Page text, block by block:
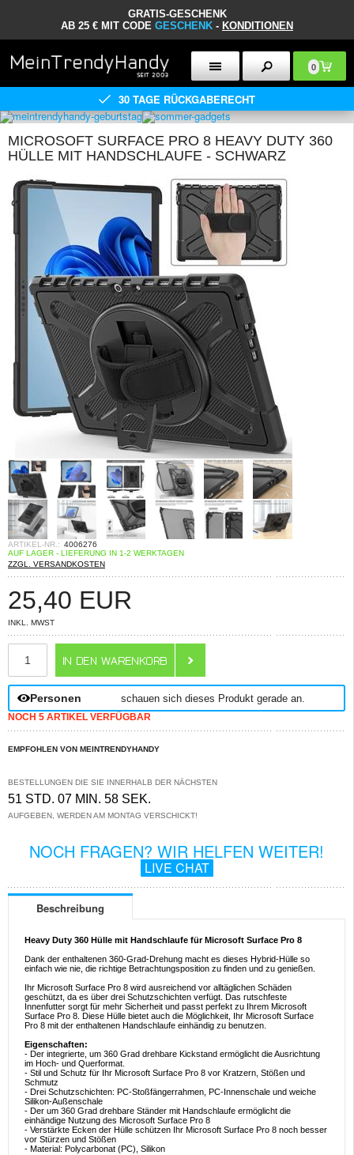
GRATIS-GESCHENK
AB 25 € MIT CODE GESCHENK - KONDITIONEN
0
30 TAGE RÜCKGABERECHT
MICROSOFT SURFACE PRO 8 HEAVY DUTY 360
HÜLLE MIT HANDSCHLAUFE - SCHWARZ
ARTIKEL-NR.: 4006276
AUF LAGER - LIEFERUNG IN 1-2 WERKTAGEN
ZZGL. VERSANDKOSTEN
25,40 EUR
INKL. MWST
Personen schauen sich dieses Produkt gerade an.
NOCH 5 ARTIKEL VERFÜGBAR
EMPFOHLEN VON MEINTRENDYHANDY
BESTELLUNGEN DIE SIE INNERHALB DER NÄCHSTEN
51 STD. 07 MIN. 58 SEK.
AUFGEBEN, WERDEN AM MONTAG VERSCHICKT!
NOCH FRAGEN? WIR HELFEN WEITER!
LIVE CHAT
Beschreibung
Heavy Duty 360 Hülle mit Handschlaufe für Microsoft Surface Pro 8
Dank der enthaltenen 360-Grad-Drehung macht es dieses Hybrid-Hülle so
einfach wie nie, die richtige Betrachtungsposition zu finden und zu genießen.
Ihr Microsoft Surface Pro 8 wird ausreichend vor alltäglichen Schäden
geschützt, da es über drei Schutzschichten verfügt. Das rutschfeste
Innenfutter sorgt für mehr Sicherheit und passt perfekt zu Ihrem Microsoft
Surface Pro 8. Diese Hülle bietet auch die Möglichkeit, Ihr Microsoft Surface
Pro 8 mit der enthaltenen Handschlaufe einhändig zu benutzen.
Eigenschaften:
- Der integrierte, um 360 Grad drehbare Kickstand ermöglicht die Ausrichtung
im Hoch- und Querformat.
- Stil und Schutz für Ihr Microsoft Surface Pro 8 vor Kratzern, Stößen und
Schmutz
- Drei Schutzschichten: PC-Stoßfängerrahmen, PC-Innenschale und weiche
Silikon-Außenschale
- Der um 360 Grad drehbare Ständer mit Handschlaufe ermöglicht die
einhändige Nutzung des Microsoft Surface Pro 8
- Verstärkte Ecken der Hülle schützen Ihr Microsoft Surface Pro 8 noch besser
vor Stürzen und Stößen
- Material: Polycarbonat (PC), Silikon